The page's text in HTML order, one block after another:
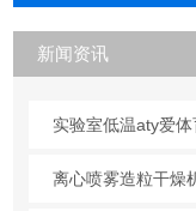
新闻资讯
离心喷雾造粒干燥